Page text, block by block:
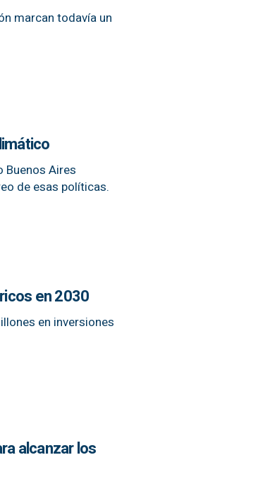
marcan todavía un
Buenos Aires
de esas políticas.
en 2030
en inversiones
alcanzar los